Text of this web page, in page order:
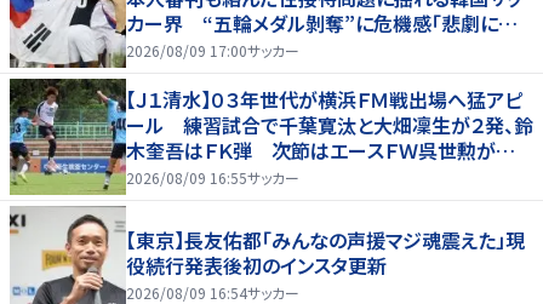
カー界 “五輪メダル剝奪”に危機感「悲劇に見
舞われる」
2026/08/09 17:00サッカー
【Ｊ１清水】０３年世代が横浜ＦＭ戦出場へ猛アピ
ール 練習試合で千葉寛汰と大畑凜生が２発、鈴
木奎吾はＦＫ弾 次節はエースＦＷ呉世勲が出
場停止
2026/08/09 16:55サッカー
【東京】長友佑都「みんなの声援マジ魂震えた」現
役続行発表後初のインスタ更新
2026/08/09 16:54サッカー